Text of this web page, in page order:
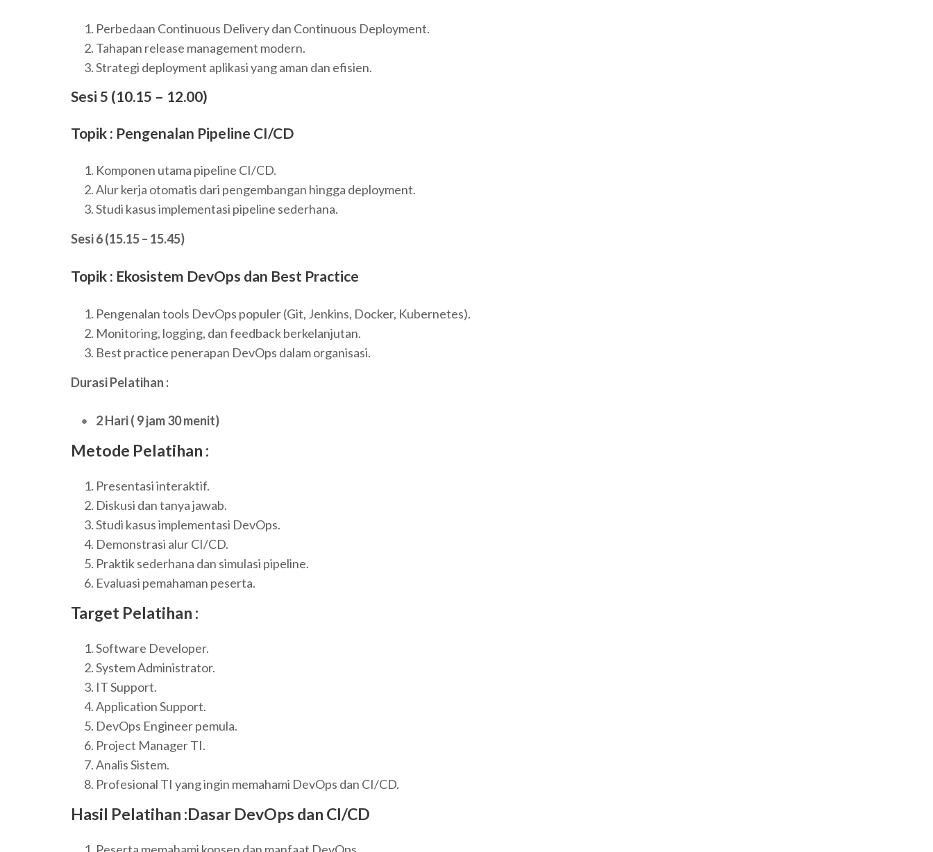
Perbedaan Continuous Delivery dan Continuous Deployment.
Tahapan release management modern.
Strategi deployment aplikasi yang aman dan efisien.
Sesi 5 (10.15 – 12.00)
Topik : Pengenalan Pipeline CI/CD
Komponen utama pipeline CI/CD.
Alur kerja otomatis dari pengembangan hingga deployment.
Studi kasus implementasi pipeline sederhana.
Sesi 6 (15.15 – 15.45)
Topik : Ekosistem DevOps dan Best Practice
Pengenalan tools DevOps populer (Git, Jenkins, Docker, Kubernetes).
Monitoring, logging, dan feedback berkelanjutan.
Best practice penerapan DevOps dalam organisasi.
Durasi Pelatihan :
2 Hari ( 9 jam 30 menit)
Metode Pelatihan :
Presentasi interaktif.
Diskusi dan tanya jawab.
Studi kasus implementasi DevOps.
Demonstrasi alur CI/CD.
Praktik sederhana dan simulasi pipeline.
Evaluasi pemahaman peserta.
Target Pelatihan :
Software Developer.
System Administrator.
IT Support.
Application Support.
DevOps Engineer pemula.
Project Manager TI.
Analis Sistem.
Profesional TI yang ingin memahami DevOps dan CI/CD.
Hasil Pelatihan :Dasar DevOps dan CI/CD